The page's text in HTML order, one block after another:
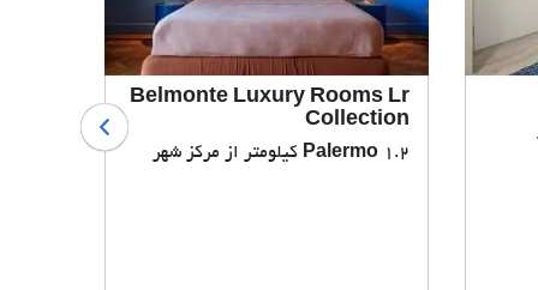
Belmonte Luxury Rooms Lr
Collection
Palermo 1.2 کیلومتر از مرکز شهر